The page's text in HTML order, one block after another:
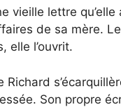
vieille lettre qu’elle
de sa mère.
elle l’ouvrit.
Richard
Son propre